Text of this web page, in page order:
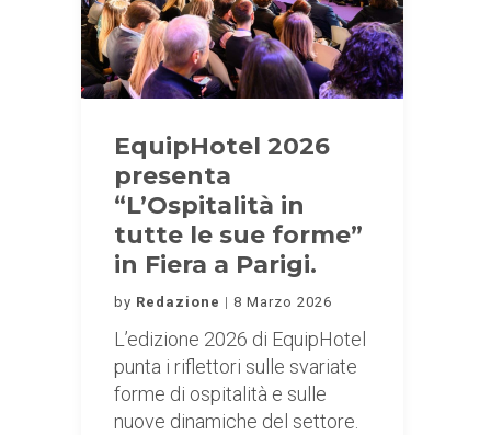
EquipHotel 2026
presenta
“L’Ospitalità in
tutte le sue forme”
in Fiera a Parigi.
by Redazione 8 Marzo 2026
L’edizione 2026 di EquipHotel
punta i riflettori sulle svariate
forme di ospitalità e sulle
nuove dinamiche del settore.